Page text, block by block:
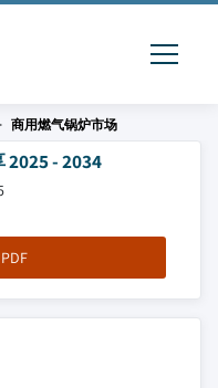
商用燃气锅炉市场
- 2034